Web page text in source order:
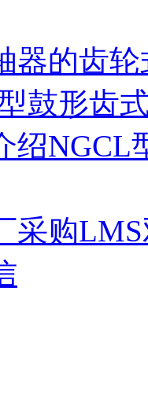
器的齿
鼓形齿
绍NGCL
采购